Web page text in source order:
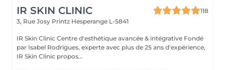
IR SKIN CLINIC
118
3, Rue Josy Printz Hesperange L-5841
IR Skin Clinic Centre d'esthétique avancée & intégrative Fondé
par Isabel Rodrigues, experte avec plus de 25 ans d'expérience,
IR Skin Clinic propos...